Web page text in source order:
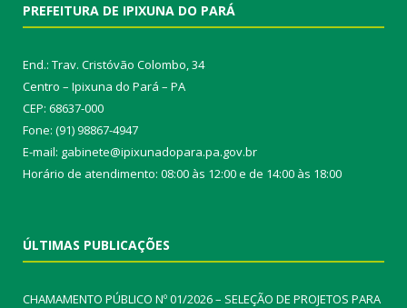
PREFEITURA DE IPIXUNA DO PARÁ
End.: Trav. Cristóvão Colombo, 34
Centro – Ipixuna do Pará – PA
CEP: 68637-000
Fone: (91) 98867-4947
E-mail: gabinete@ipixunadopara.pa.gov.br
Horário de atendimento: 08:00 às 12:00 e de 14:00 às 18:00
ÚLTIMAS PUBLICAÇÕES
CHAMAMENTO PÚBLICO Nº 01/2026 – SELEÇÃO DE PROJETOS PARA